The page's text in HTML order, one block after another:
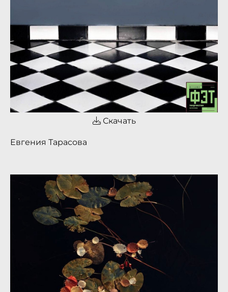
Скачать
Евгения Тарасова